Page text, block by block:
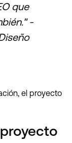
que
-
el proyecto